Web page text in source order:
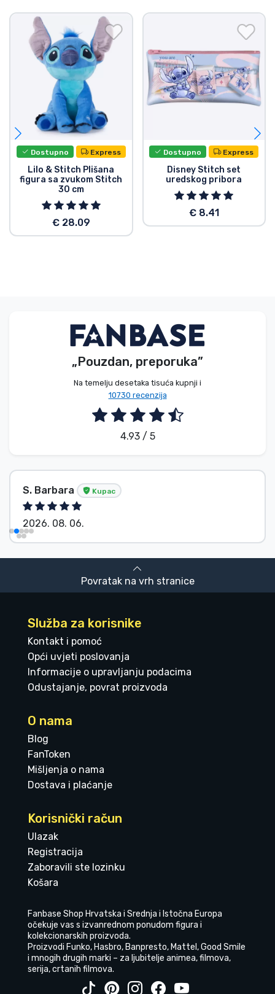
Dostupno Express
Lilo & Stitch Plišana
figura sa zvukom Stitch
30 cm
€ 28.09
Dostupno Express
Disney Stitch set
uredskog pribora
€ 8.41
„Pouzdan, preporuka”
Na temelju desetaka tisuća kupnji i
10730 recenzija
4.93 / 5
S. Barbara Kupac
2026. 08. 06.
Povratak na vrh stranice
Služba za korisnike
Kontakt i pomoć
Opći uvjeti poslovanja
Informacije o upravljanju podacima
Odustajanje, povrat proizvoda
O nama
Blog
FanToken
Mišljenja o nama
Dostava i plaćanje
Korisnički račun
Ulazak
Registracija
Zaboravili ste lozinku
Košara
Fanbase Shop Hrvatska i Srednja i Istočna Europa
očekuje vas s izvanrednom ponudom figura i
kolekcionarskih proizvoda.
Proizvodi Funko, Hasbro, Banpresto, Mattel, Good Smile
i mnogih drugih marki – za ljubitelje animea, filmova,
serija, crtanih filmova.